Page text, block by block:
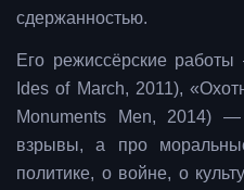
сдержанностью.
Его режиссёрские
Ides of March, 2011),
Monuments Men, 2014)
взрывы, а про
политике, о войне, о